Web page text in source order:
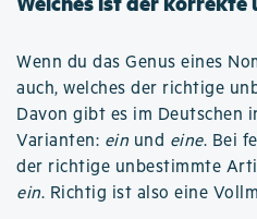
Wenn du das Genus eines
auch, welches der richtige
Davon gibt es im Deutschen
Varianten: ein und eine. Bei
der richtige unbestimmte
ein. Richtig ist also eine